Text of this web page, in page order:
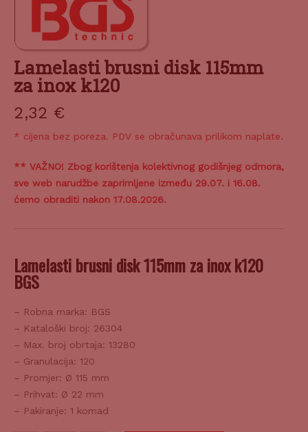
Lamelasti brusni disk 115mm
za inox k120
2,32 €
* cijena bez poreza. PDV se obračunava prilikom naplate.
** VAŽNO! Zbog korištenja kolektivnog godišnjeg odmora,
sve web narudžbe zaprimljene između 29.07. i 16.08.
ćemo obraditi nakon 17.08.2026.
Lamelasti brusni disk 115mm za inox k120
BGS
– Robna marka: BGS
– Kataloški broj: 26304
– Max. broj obrtaja: 13280
– Granulacija: 120
– Promjer: Ø 115 mm
– Prihvat: Ø 22 mm
– Pakiranje: 1 komad